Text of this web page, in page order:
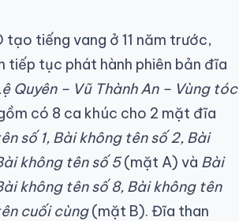
tạo tiếng vang ở 11 năm trước,
tiếp tục phát hành phiên bản đĩa
Quyên – Vũ Thành An – Vùng tóc
có 8 ca khúc cho 2 mặt đĩa
số 1, Bài không tên số 2, Bài
không tên số 5(mặt A) và Bài
không tên số 8, Bài không tên
cuối cùng(mặt B). Đĩa than